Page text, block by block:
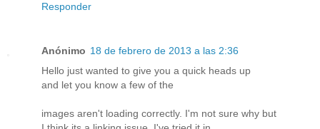
Responder
Anónimo 18 de febrero de 2013 a las 2:36
Hello just wanted to give you a quick heads up
and let you know a few of the
images aren't loading correctly. I'm not sure why but